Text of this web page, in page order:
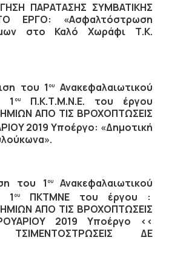
ΠΑΡΑΤΑΣΗΣ ΣΥΜΒΑΤΙΚΗΣ
ΕΡΓΟ: «Ασφαλτόστρωση
στο Καλό Χωράφι Τ.Κ.
του 1 ου
Ανακεφαλαιωτικού
1 ουΠ.Κ.Τ.Μ.Ν.Ε. του έργου
ΑΠΟ ΤΙΣ ΒΡΟΧΟΠΤΩΣΕΙΣ
2019 Υποέργο: «Δημοτική
του 1 ουΑνακεφαλαιωτικού
1 ουΠΚΤΜΝΕ του έργου :
ΑΠΟ ΤΙΣ ΒΡΟΧΟΠΤΩΣΕΙΣ
2019 Υποέργο <<
ΔΕ